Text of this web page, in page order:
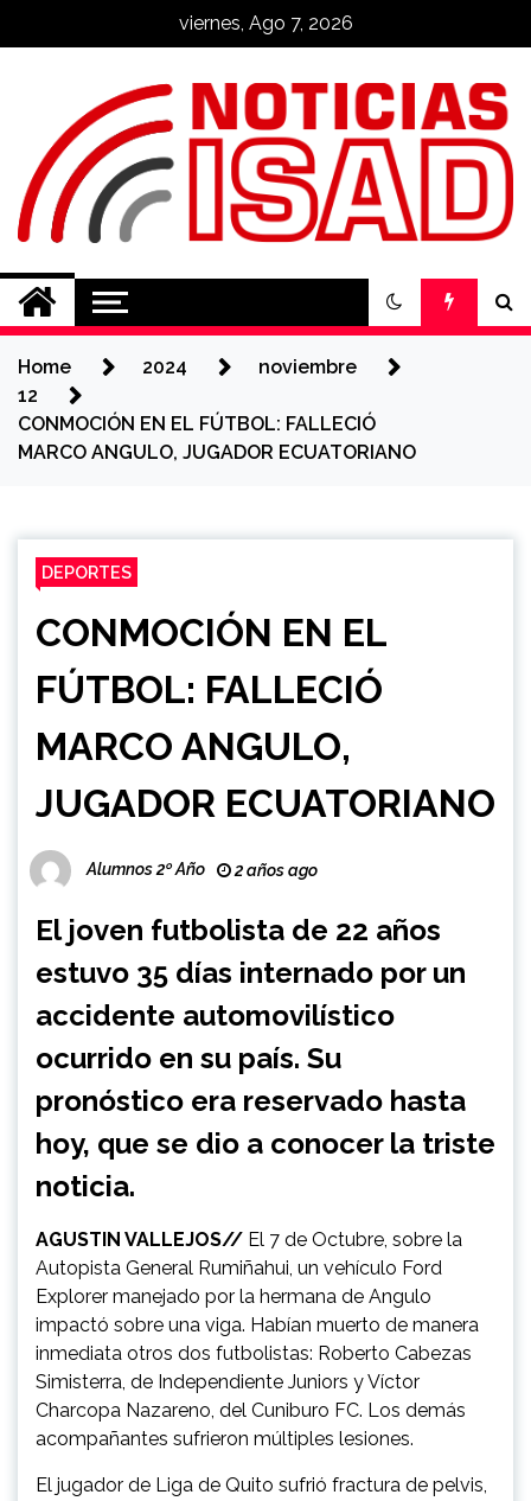
viernes, Ago 7, 2026
Noticias ISAD
REALIZADO POR NUESTROS
Home 2024
noviembre
12
CONMOCIÓN EN EL FÚTBOL: FALLECIÓ
MARCO ANGULO, JUGADOR ECUATORIANO
DEPORTES
CONMOCIÓN EN EL
FÚTBOL: FALLECIÓ
MARCO ANGULO,
JUGADOR ECUATORIANO
Alumnos 2º Año 2 años ago
El joven futbolista de 22 años
estuvo 35 días internado por un
accidente automovilístico
ocurrido en su país. Su
pronóstico era reservado hasta
hoy, que se dio a conocer la triste
noticia.
AGUSTIN VALLEJOS// El 7 de Octubre, sobre la
Autopista General Rumiñahui, un vehículo Ford
Explorer manejado por la hermana de Angulo
impactó sobre una viga. Habían muerto de manera
inmediata otros dos futbolistas: Roberto Cabezas
Simisterra, de Independiente Juniors y Víctor
Charcopa Nazareno, del Cuniburo FC. Los demás
acompañantes sufrieron múltiples lesiones.
El jugador de Liga de Quito sufrió fractura de pelvis,